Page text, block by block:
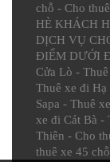
chỗ - Cho
HÈ KHÁCH
DỊCH VỤ
ĐIỂM DƯỚI
Cửa Lò -
Thuê xe đi Hạ
Sapa - Thuê
xe đi Cát Bà -
Thiên - Cho
thuê xe 45 chỗ